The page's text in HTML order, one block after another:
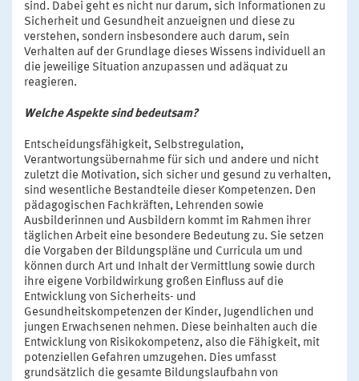
sind. Dabei geht es nicht nur darum, sich Informationen zu
Sicherheit und Gesundheit anzueignen und diese zu
verstehen, sondern insbesondere auch darum, sein
Verhalten auf der Grundlage dieses Wissens individuell an
die jeweilige Situation anzupassen und adäquat zu
reagieren.
Welche Aspekte sind bedeutsam?
Entscheidungsfähigkeit, Selbstregulation,
Verantwortungsübernahme für sich und andere und nicht
zuletzt die Motivation, sich sicher und gesund zu verhalten,
sind wesentliche Bestandteile dieser Kompetenzen. Den
pädagogischen Fachkräften, Lehrenden sowie
Ausbilderinnen und Ausbildern kommt im Rahmen ihrer
täglichen Arbeit eine besondere Bedeutung zu. Sie setzen
die Vorgaben der Bildungspläne und Curricula um und
können durch Art und Inhalt der Vermittlung sowie durch
ihre eigene Vorbildwirkung großen Einfluss auf die
Entwicklung von Sicherheits- und
Gesundheitskompetenzen der Kinder, Jugendlichen und
jungen Erwachsenen nehmen. Diese beinhalten auch die
Entwicklung von Risikokompetenz, also die Fähigkeit, mit
potenziellen Gefahren umzugehen. Dies umfasst
grundsätzlich die gesamte Bildungslaufbahn von